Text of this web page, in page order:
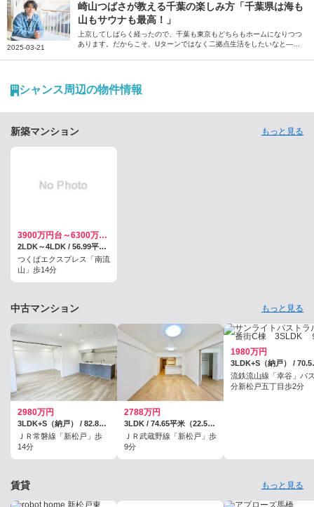
らないものについて綴っていただきました。
2025-03-21
崎山つばさが教える千葉の楽しみ方「千葉県は海も
山もサウナも最高！」
上京してしばらく経ったので、千葉も東京もどちらもホームになりつつ
あります。だからこそ、Uターンではなく二拠点生活をしたいなと―
シャンス周辺の物件情報
新築マンション もっと見る
3900万円台～6300万円台／予定
2LDK～4LDK / 56.99平米～76.16平米
つくばエクスプレス「南流
山」歩14分
中古マンション もっと見る
2980万円
3LDK+S（納戸） / 82.82平米（壁芯）
ＪＲ常磐線「新松戸」歩
14分
2788万円
3LDK / 74.65平米（22.58坪）（壁芯）
ＪＲ武蔵野線「新松戸」歩
9分
1980万円
流鉄流山線「幸谷」バ
分新松戸五丁目歩2分
賃貸 もっと見る